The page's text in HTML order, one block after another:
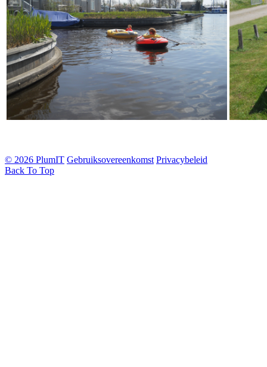
© 2026 PlumIT Gebruiksovereenkomst Privacybeleid
Back To Top